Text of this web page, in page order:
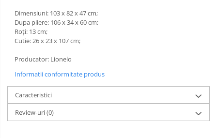
Dimensiuni: 103 x 82 x 47 cm;
Dupa pliere: 106 x 34 x 60 cm;
Roți: 13 cm;
Cutie: 26 x 23 x 107 cm;
Producator: Lionelo
Informatii conformitate produs
Caracteristici
Review-uri(0)